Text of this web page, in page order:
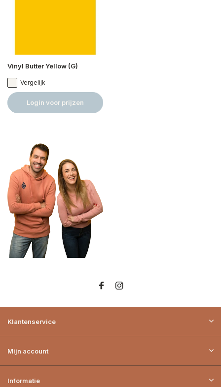
Vinyl Butter Yellow (G)
Vergelijk
Login voor prijzen
Klantenservice
Mijn account
Informatie